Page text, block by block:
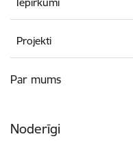
Projekti
Par mums
Noderīgi